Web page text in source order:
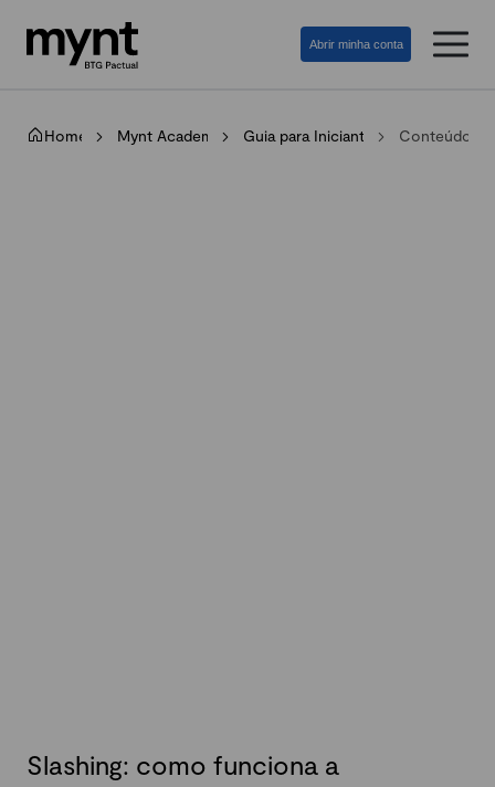
Abrir minha conta
Home Mynt Academy Guia para Iniciantes Conteúdos
Slashing: como funciona a